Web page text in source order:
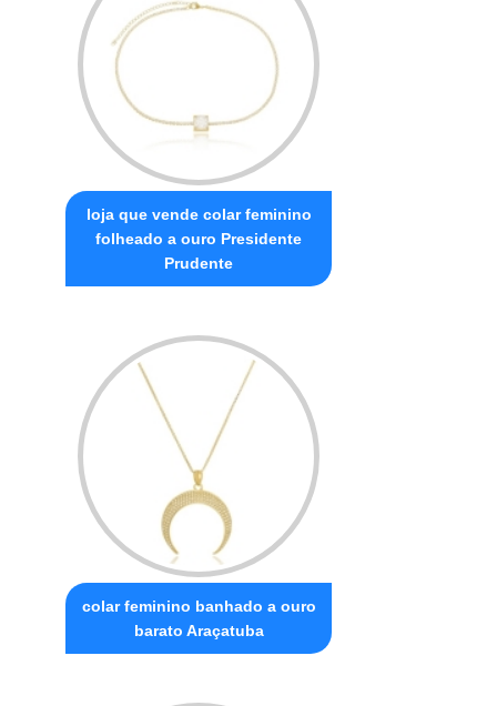
loja que vende colar feminino
folheado a ouro Presidente
Prudente
colar feminino banhado a ouro
barato Araçatuba